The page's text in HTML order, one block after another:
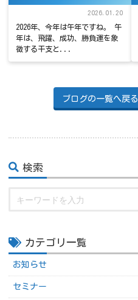
2026.01.20
2026年、今年は午年ですね。 午
年は、飛躍、成功、勝負運を象
徴する干支と...
ブログの一覧へ戻る
検索
カテゴリ一覧
お知らせ
セミナー